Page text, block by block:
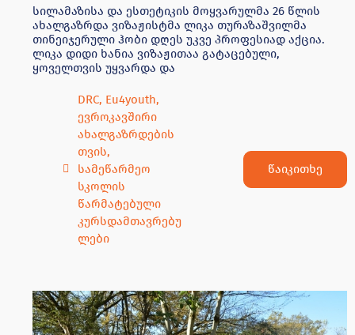
სილამაზისა და ესთეტიკის მოყვარულმა 26 წლის
ახალგაზრდა ვიზაჟისტმა ლიკა თურაზაშვილმა
თინეიჯერული ჰობი დღეს უკვე პროფესიად აქცია.
ლიკა დიდი ხანია ვიზაჟითაა გატაცებული,
ყოველთვის უყვარდა და
DRC, Eu4youth,
ევროკავშირი
ახალგაზრდების
თვის,
სამეწარმეო
სკოლის
წარმატებული
კურსდამთავრებუ
ლები
წაიკითხე